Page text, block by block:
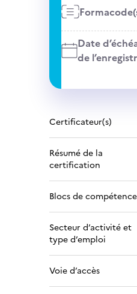
Date
de
Certificateur(s)
Résumé de la
certification
Blocs de
Secteur d’activité et
type d’emploi
Voie d’accès